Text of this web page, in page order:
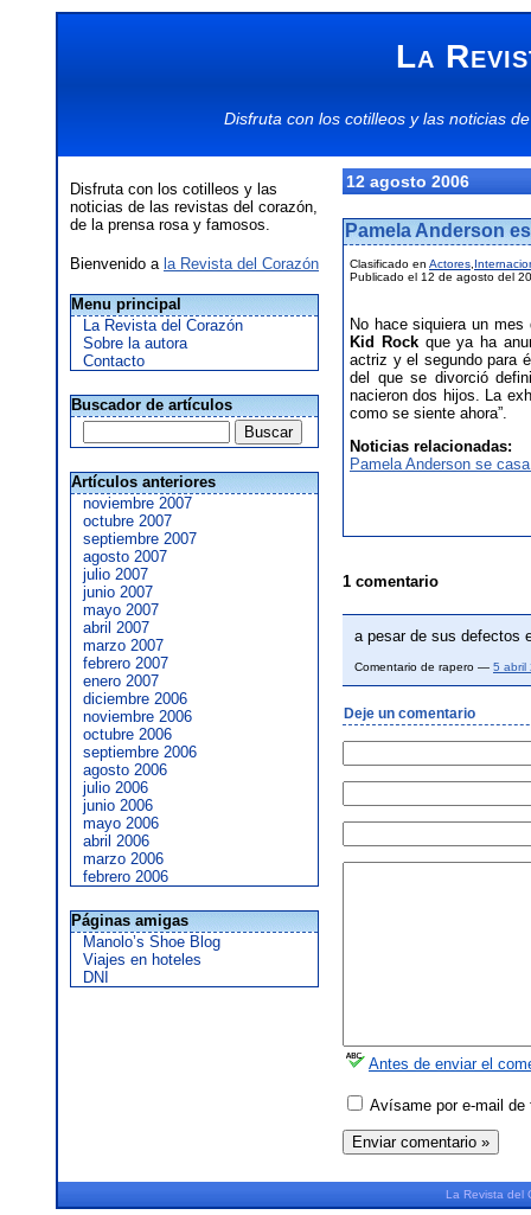
La
Disfruta con los cotilleosy las noticias
Disfruta con los cotilleos y las
noticias de las revistas del corazón,
de la prensa rosa y famosos.
Bienvenido a la Revista del Corazón
Menu principal
La Revista del Corazón
Sobre la autora
Contacto
Buscador de artículos
Artículos anteriores
noviembre 2007
octubre 2007
septiembre 2007
agosto 2007
julio 2007
junio 2007
mayo 2007
abril 2007
marzo 2007
febrero 2007
enero 2007
diciembre 2006
noviembre 2006
octubre 2006
septiembre 2006
agosto 2006
julio 2006
junio 2006
mayo 2006
abril 2006
marzo 2006
febrero 2006
Páginas amigas
Manolo’s Shoe Blog
Viajes en hoteles
DNI
12 agosto 2006
Pamela Anderson
Clasificado en Actores
Publicado el 12 de agosto del
No hace siquiera un
Kid Rock que ya ha
actriz y el segundo para
del que se divorció
nacieron dos hijos. La
como se siente ahora”.
Noticias relacionadas:
Pamela Anderson se
1 comentario
a pesar de sus defectos
Comentario de rapero — 5 abril
Deje un comentario
Antes de enviar el
Avísame por e-mail de
La Revista del